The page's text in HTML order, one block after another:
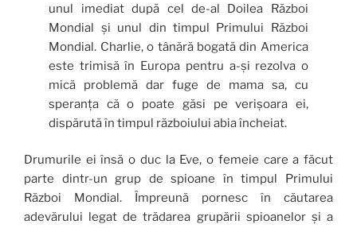
unul imediat după cel de-al Doilea Război
Mondial și unul din timpul Primului Război
Mondial. Charlie, o tânără bogată din America
este trimisă în Europa pentru a-și rezolva o
mică problemă dar fuge de mama sa, cu
speranța că o poate găsi pe verișoara ei,
dispărută în timpul războiului abia încheiat.
Drumurile ei însă o duc la Eve, o femeie care a făcut
parte dintr-un grup de spioane în timpul Primului
Război Mondial. Împreună pornesc în căutarea
adevărului legat de trădarea grupării spioanelor și a